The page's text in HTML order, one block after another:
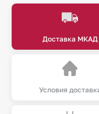
Доставка МКАД
Условия